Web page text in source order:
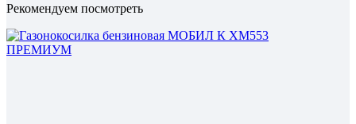
Рекомендуем посмотреть